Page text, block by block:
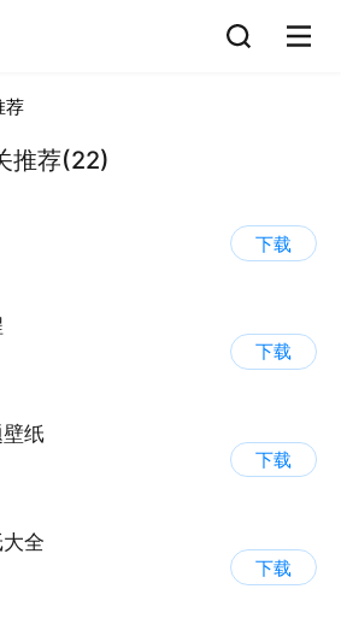
荐
推荐(22)
下载
下载
纸
下载
全
下载